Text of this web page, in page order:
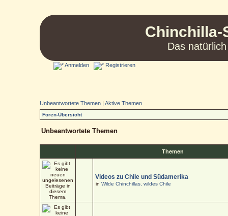
Chinchilla-
Das
Anmelden Registrieren
Unbeantwortete Themen |Aktive Themen
Foren-Übersicht
Unbeantwortete Themen
Themen
Videos zu Chile und Südamerika
inWilde Chinchillas, wildes Chile